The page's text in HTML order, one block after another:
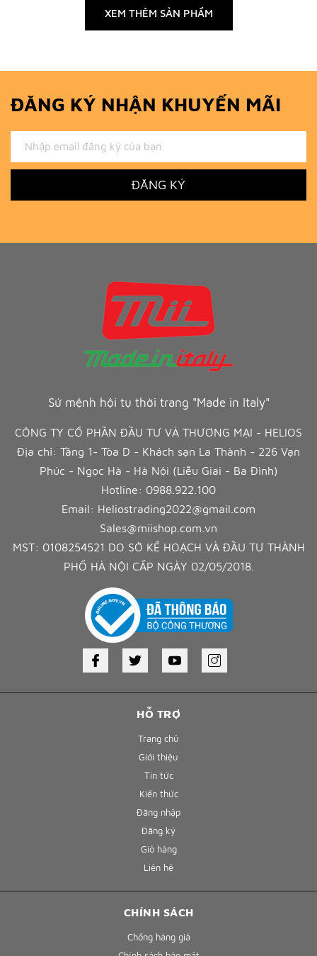
XEM THÊM SẢN PHẨM
ĐĂNG KÝ NHẬN KHUYẾN MÃI
ĐĂNG KÝ
HỖ TRỢ
Trang chủ
Giới thiệu
Tin tức
Kiến thức
Đăng nhập
Đăng ký
Giỏ hàng
Liên hệ
Sứ mệnh hội tụ thời trang "Made in Italy"
CÔNG TY CỔ PHẦN ĐẦU TƯ VÀ THƯƠNG MẠI - HELIOS
Địa chỉ: Tầng 1- Tòa D - Khách sạn La Thành - 226 Vạn
Phúc - Ngọc Hà - Hà Nội (Liễu Giai - Ba Đình)
Hotline: 0988.922.100
Email: Heliostrading2022@gmail.com
Sales@miishop.com.vn
MST: 0108254521 DO SỞ KẾ HOẠCH VÀ ĐẦU TƯ THÀNH
PHỐ HÀ NỘI CẤP NGÀY 02/05/2018.
CHÍNH SÁCH
Chống hàng giả